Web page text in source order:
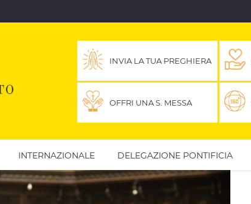
INVIA LA TUA PREGHIERA
OFFRI UNA S. MESSA
INTERNAZIONALE DELEGAZIONE PONTIFICIA